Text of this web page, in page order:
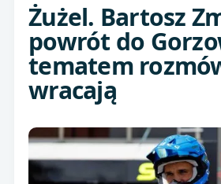
Żużel. Bartosz
powrót do
tematem
wracają